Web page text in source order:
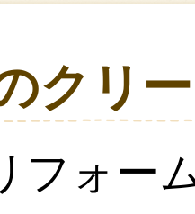
クリ
フォー